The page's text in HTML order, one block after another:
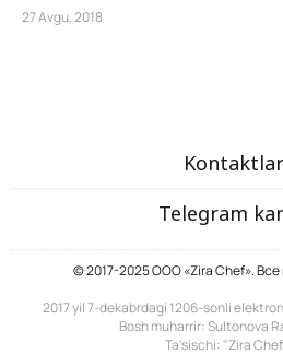
27 Avgu, 2018
Kontaktlar
Telegram
© 2017-2025 ООО «Zira Chef».
2017 yil 7-dekabrdagi 1206-sonli
Bosh muharrir: Sultonova
Ta'sischi: "Zira